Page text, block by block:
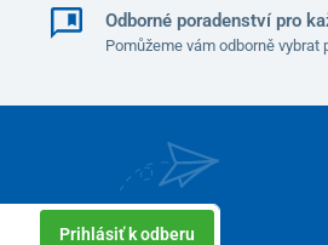
či dokonce domácí mazlíčky.
Odborné poradenství pro
Pomůžeme vám odborně
Prihlásiť k odberu